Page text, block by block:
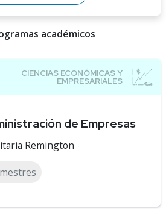
académicos
de Empresas
Remington